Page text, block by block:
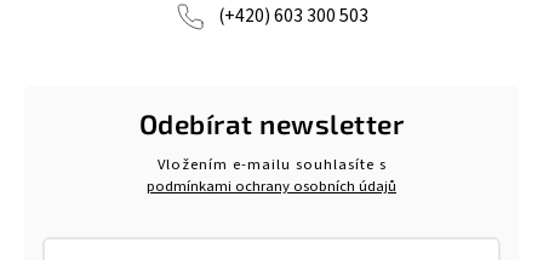
(+420) 603 300 503
Odebírat newsletter
Vložením e-mailu souhlasíte s
podmínkami ochrany osobních údajů